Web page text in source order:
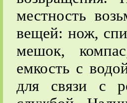
местность
вещей: нож,
мешок,
емкость с
для связи с